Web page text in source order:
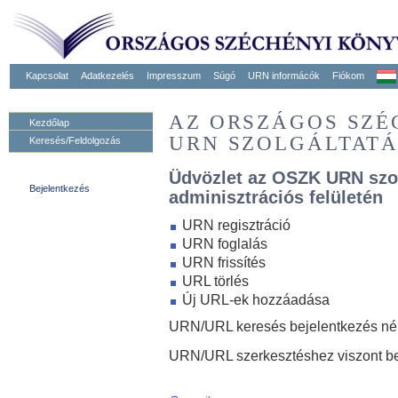
Kapcsolat Adatkezelés Impresszum Súgó URN informácók Fiókom
Kezdőlap
Keresés/Feldolgozás
Bejelentkezés
AZ ORSZÁGOS
URN
Üdvözlet az OSZK URN
adminisztrációs felületén
URN regisztráció
URN foglalás
URN frissítés
URL törlés
Új URL-ek hozzáadása
URN/URL keresés bejelentkezés
URN/URL szerkesztéshez viszont